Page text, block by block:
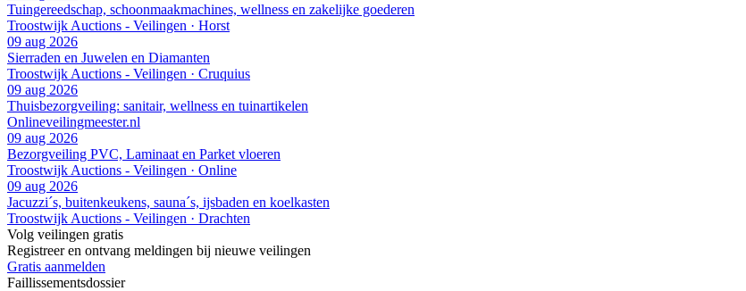
Tuingereedschap, schoonmaakmachines, wellness en zakelijke goederen
Troostwijk Auctions - Veilingen · Horst
09 aug 2026
Sierraden en Juwelen en Diamanten
Troostwijk Auctions - Veilingen · Cruquius
09 aug 2026
Thuisbezorgveiling: sanitair, wellness en tuinartikelen
Onlineveilingmeester.nl
09 aug 2026
Bezorgveiling PVC, Laminaat en Parket vloeren
Troostwijk Auctions - Veilingen · Online
09 aug 2026
Jacuzzi´s, buitenkeukens, sauna´s, ijsbaden en koelkasten
Troostwijk Auctions - Veilingen · Drachten
Volg veilingen gratis
Registreer en ontvang meldingen bij nieuwe veilingen
Gratis aanmelden
Faillissementsdossier